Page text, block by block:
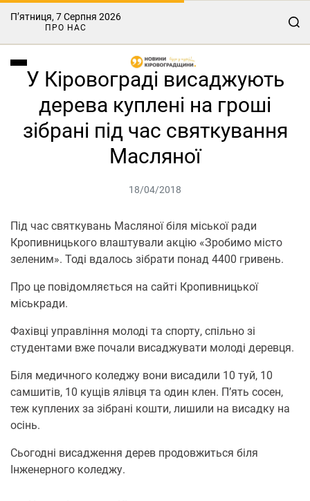
П’ятниця, 7 Серпня 2026
ПРО НАС
У Кіровограді висаджують
дерева куплені на гроші
зібрані під час святкування
Масляної
18/04/2018
Під час святкувань Масляної біля міської ради
Кропивницького влаштували акцію «Зробимо місто
зеленим». Тоді вдалось зібрати понад 4400 гривень.
Про це повідомляється на сайті Кропивницької
міськради.
Фахівці управління молоді та спорту, спільно зі
студентами вже почали висаджувати молоді деревця.
Біля медичного коледжу вони висадили 10 туй, 10
самшитів, 10 кущів ялівця та один клен. П’ять сосен,
теж куплених за зібрані кошти, лишили на висадку на
осінь.
Сьогодні висадження дерев продовжиться біля
Інженерного коледжу.